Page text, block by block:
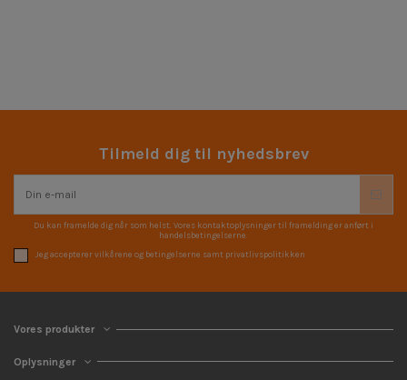
Tilmeld dig til nyhedsbrev
Du kan framelde dig når som helst. Vores kontaktoplysninger til framelding er anført i
handelsbetingelserne.
Jeg accepterer vilkårene og betingelserne samt privatlivspolitikken
Vores produkter
Oplysninger